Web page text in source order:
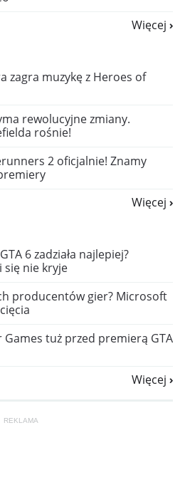
Więcej
zagra muzykę z Heroes of
rewolucyjne zmiany.
rośnie!
2 oficjalnie! Znamy
Więcej
6 zadziała najlepiej?
się nie kryje
producentów gier? Microsoft
Games tuż przed premierą GTA
Więcej
REKLAMA